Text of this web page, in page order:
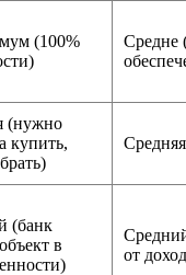
(100%
Средне
(нужно
купить,
Средняя
(банк
в
от